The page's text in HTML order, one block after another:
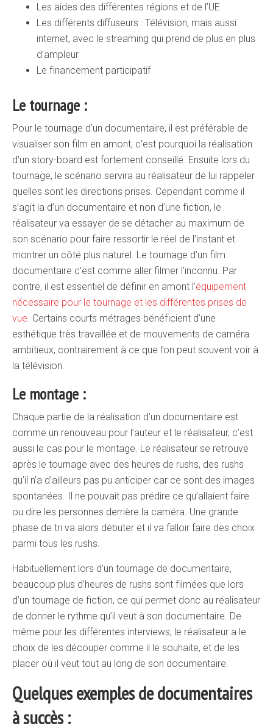
Les aides des différentes régions et de l’UE
Les différents diffuseurs : Télévision, mais aussi
internet, avec le streaming qui prend de plus en plus
d’ampleur
Le financement participatif
Le tournage :
Pour le tournage d’un documentaire, il est préférable de
visualiser son film en amont, c’est pourquoi la réalisation
d’un story-board est fortement conseillé. Ensuite lors du
tournage, le scénario servira au réalisateur de lui rappeler
quelles sont les directions prises. Cependant comme il
s’agit la d’un documentaire et non d’une fiction, le
réalisateur va essayer de se détacher au maximum de
son scénario pour faire ressortir le réel de l’instant et
montrer un côté plus naturel. Le tournage d’un film
documentaire c’est comme aller filmer l’inconnu. Par
contre, il est essentiel de définir en amont l’équipement
nécessaire pour le tournage et les différentes prises de
vue . Certains courts métrages bénéficient d’une
esthétique très travaillée et de mouvements de caméra
ambitieux, contrairement à ce que l’on peut souvent voir à
la télévision.
Le montage :
Chaque partie de la réalisation d’un documentaire est
comme un renouveau pour l’auteur et le réalisateur, c’est
aussi le cas pour le montage. Le réalisateur se retrouve
après le tournage avec des heures de rushs, des rushs
qu’il n’a d’ailleurs pas pu anticiper car ce sont des images
spontanées. Il ne pouvait pas prédire ce qu’allaient faire
ou dire les personnes derrière la caméra. Une grande
phase de tri va alors débuter et il va falloir faire des choix
parmi tous les rushs.
Habituellement lors d’un tournage de documentaire,
beaucoup plus d’heures de rushs sont filmées que lors
d’un tournage de fiction, ce qui permet donc au réalisateur
de donner le rythme qu’il veut à son documentaire. De
même pour les différentes interviews, le réalisateur a le
choix de les découper comme il le souhaite, et de les
placer où il veut tout au long de son documentaire.
Quelques exemples de documentaires
à succès :